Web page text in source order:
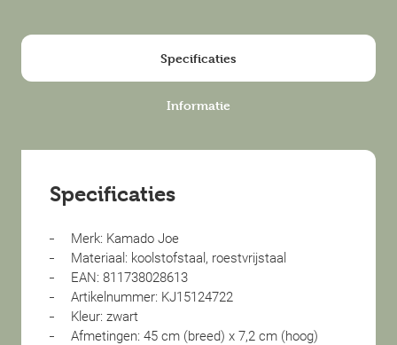
Specificaties
Informatie
Specificaties
Merk: Kamado Joe
Materiaal: koolstofstaal, roestvrijstaal
EAN: 811738028613
Artikelnummer: KJ15124722
Kleur: zwart
Afmetingen: 45 cm (breed) x 7,2 cm (hoog)